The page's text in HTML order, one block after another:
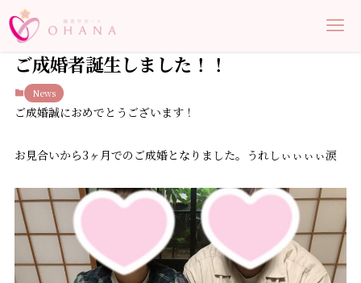
ご成婚者誕生しました！！
News
ご成婚誠におめでとうございます！
お見合いから3ヶ月でのご成婚となりました。うれしぃぃぃぃ涙